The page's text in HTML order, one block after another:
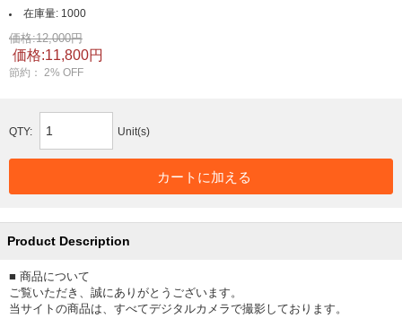
在庫量: 1000
価格:12,000円
価格:11,800円
節約： 2% OFF
QTY: Unit(s)
Product Description
■ 商品について
ご覧いただき、誠にありがとうございます。
当サイトの商品は、すべてデジタルカメラで撮影しております。